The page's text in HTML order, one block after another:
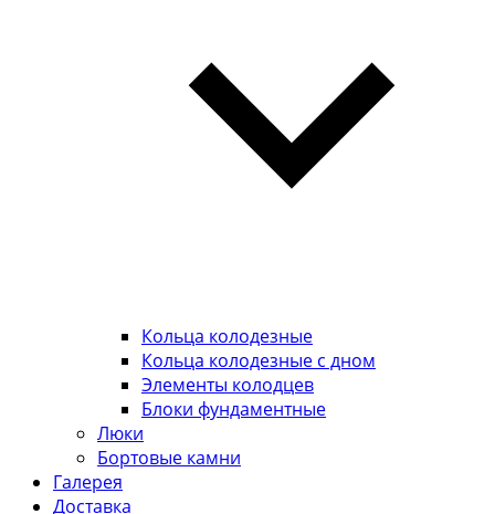
Кольца колодезные
Кольца колодезные с дном
Элементы колодцев
Блоки фундаментные
Люки
Бортовые камни
Галерея
Доставка